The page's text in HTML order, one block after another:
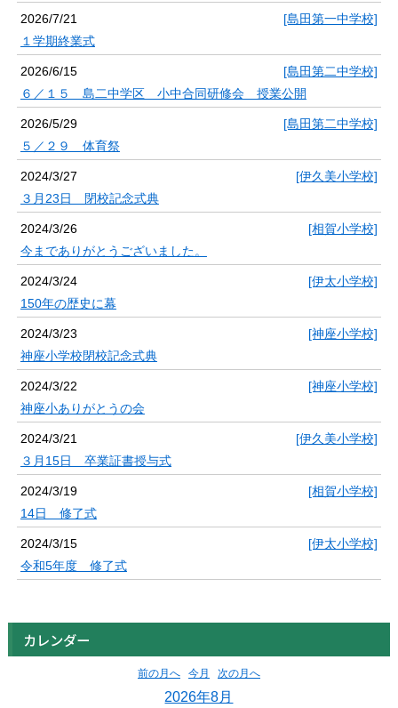
2026/7/21
[島田第一中学校]
１学期終業式
2026/6/15
[島田第二中学校]
６／１５ 島二中学区 小中合同研修会 授業公開
2026/5/29
[島田第二中学校]
５／２９ 体育祭
2024/3/27
[伊久美小学校]
３月23日 閉校記念式典
2024/3/26
[相賀小学校]
今までありがとうございました。
2024/3/24
[伊太小学校]
150年の歴史に幕
2024/3/23
[神座小学校]
神座小学校閉校記念式典
2024/3/22
[神座小学校]
神座小ありがとうの会
2024/3/21
[伊久美小学校]
３月15日 卒業証書授与式
2024/3/19
[相賀小学校]
14日 修了式
2024/3/15
[伊太小学校]
令和5年度 修了式
カレンダー
前の月へ 今月 次の月へ
2026年8月